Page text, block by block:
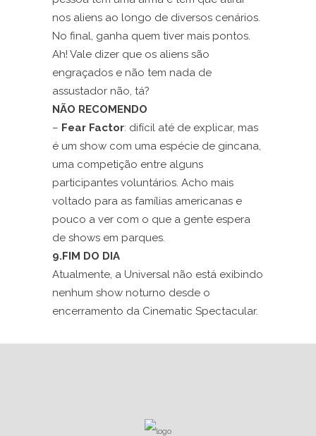
nos aliens ao longo de diversos cenários.
No final, ganha quem tiver mais pontos.
Ah! Vale dizer que os aliens são
engraçados e não tem nada de
assustador não, tá?
NÃO RECOMENDO
– Fear Factor: difícil até de explicar, mas
é um show com uma espécie de gincana,
uma competição entre alguns
participantes voluntários. Acho mais
voltado para as famílias americanas e
pouco a ver com o que a gente espera
de shows em parques.
9.FIM DO DIA
Atualmente, a Universal não está exibindo
nenhum show noturno desde o
encerramento da Cinematic Spectacular.